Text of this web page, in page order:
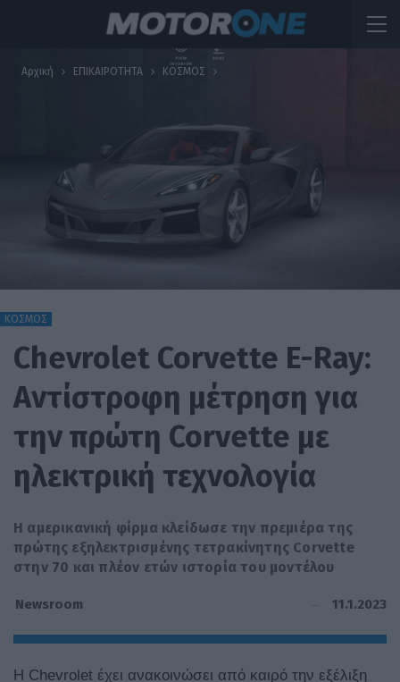
Αρχική ΕΠΙΚΑΙΡΟΤΗΤΑ ΚΟΣΜΟΣ
ΚΟΣΜΟΣ
Chevrolet Corvette E-Ray:
Αντίστροφη μέτρηση για
την πρώτη Corvette με
ηλεκτρική τεχνολογία
Η αμερικανική φίρμα κλείδωσε την πρεμιέρα της
πρώτης εξηλεκτρισμένης τετρακίνητης Corvette
στην 70 και πλέον ετών ιστορία του μοντέλου
Newsroom 11.1.2023
H Chevrolet έχει ανακοινώσει από καιρό την εξέλιξη